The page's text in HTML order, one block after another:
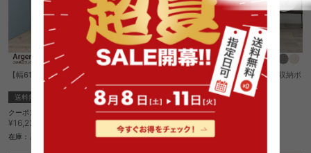
【幅61cm】Argente ゴミ箱上ラック
送料無料
クーポン利用で
¥16,230→
在庫：△
【幅50cm】Liotta キャスター付き収納ボ
ックス
¥8,100
在庫：△